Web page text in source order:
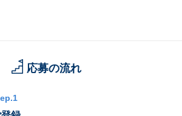
応募の流れ